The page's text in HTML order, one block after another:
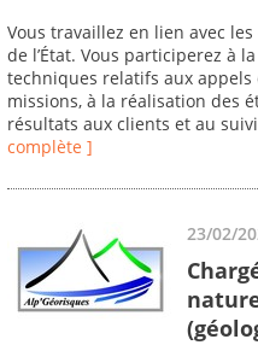
Vous travaillez en lien avec
de l’État. Vous participerez à
techniques relatifs aux appels
missions, à la réalisation des
résultats aux clients et au
complète ]
23/02/